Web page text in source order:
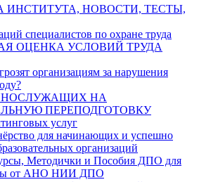
ИНСТИТУТА, НОВОСТИ, ТЕСТЫ,
специалистов по охране труда
ОЦЕНКА УСЛОВИЙ ТРУДА
организациям за нарушения
НА
ПЕРЕПОДГОТОВКУ
услуг
для начинающих и успешно
организаций
Методички и Пособия ДПО для
от АНО НИИ ДПО